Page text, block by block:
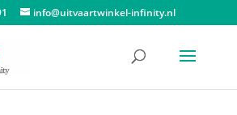
info@uitvaartwinkel-infinity.nl
Urn huisdier